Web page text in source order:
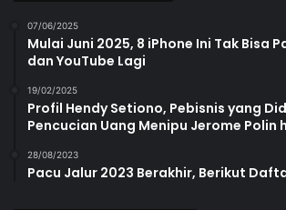
07/06/2025
Mulai Juni 2025, 8 iPhone Ini Tak Bisa
dan YouTube Lagi
19/02/2025
Profil Hendy Setiono, Pebisnis yang
Pencucian Uang Menipu Jerome Polin
28/08/2023
Pacu Jalur 2023 Berakhir, Berikut